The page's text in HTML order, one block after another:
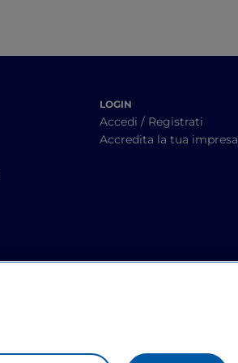
LOGIN
Accedi / Registrati
Accredita la tua impresa